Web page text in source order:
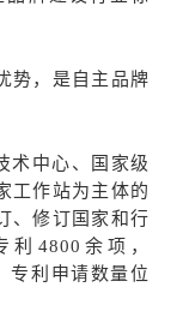
势，是自主品牌
术中心、国家级
工作站为主体的
、修订国家和行
4800余项，
专利申请数量位